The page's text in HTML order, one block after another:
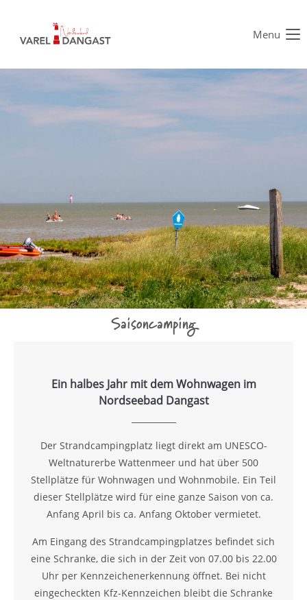
Der Eintrag "offcanvas-col1" existiert leider nicht.
Der Eintrag "offcanvas-col2" existiert leider nicht.
Menu
Saisoncamping
Ein halbes Jahr mit dem Wohnwagen im
Nordseebad Dangast
Der Strandcampingplatz liegt direkt am UNESCO-
Weltnaturerbe Wattenmeer und hat über 500
Stellplätze für Wohnwagen und Wohnmobile. Ein Teil
dieser Stellplätze wird für eine ganze Saison von ca.
Anfang April bis ca. Anfang Oktober vermietet.
Am Eingang des Strandcampingplatzes befindet sich
eine Schranke, die sich in der Zeit von 07.00 bis 22.00
Uhr per Kennzeichenerkennung öffnet. Bei nicht
eingecheckten Kfz-Kennzeichen bleibt die Schranke